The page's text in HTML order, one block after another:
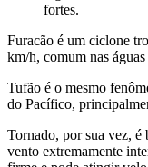
fortes.
Furacão é um ciclone
km/h, comum nas
Tufão é o mesmo
do Pacífico,
Tornado, por sua vez, é
vento extremamente